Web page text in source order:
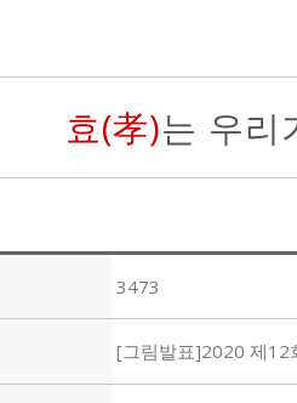
효(孝)는 우리
3473
[그림발표]2020 제12